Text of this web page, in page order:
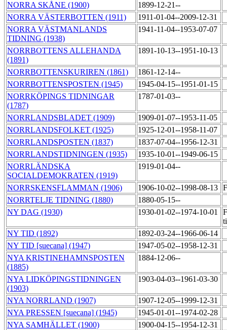
NORRA SKÅNE (1900)
1899-12-21--
NORRA VÄSTERBOTTEN (1911)
1911-01-04--2009-12-31
NORRA VÄSTMANLANDS
TIDNING (1938)
1941-11-04--1953-07-07
NORRBOTTENS ALLEHANDA
(1891)
1891-10-13--1951-10-13
NORRBOTTENSKURIREN (1861)
1861-12-14--
NORRBOTTENSPOSTEN (1945)
1945-04-15--1951-01-15
NORRKÖPINGS TIDNINGAR
(1787)
1787-01-03--
NORRLANDSBLADET (1909)
1909-01-07--1953-11-05
NORRLANDSFOLKET (1925)
1925-12-01--1958-11-07
NORRLANDSPOSTEN (1837)
1837-07-04--1956-12-31
NORRLANDSTIDNINGEN (1935)
1935-10-01--1949-06-15
NORRLÄNDSKA
SOCIALDEMOKRATEN (1919)
1919-01-04--
NORRSKENSFLAMMAN (1906) 1906-10-02--1998-08-13
NORRTELJE TIDNING (1880)
1880-05-15--
NY DAG (1930)
1930-01-02--1974-10-01
NY TID (1892)
1892-03-24--1966-06-14
NY TID [suecana] (1947)
1947-05-02--1958-12-31
NYA KRISTINEHAMNSPOSTEN
(1885)
1884-12-06--
NYA LIDKÖPINGSTIDNINGEN
(1903)
1903-04-03--1961-03-30
NYA NORRLAND (1907)
1907-12-05--1999-12-31
NYA PRESSEN [suecana] (1945)
1945-01-01--1974-02-28
NYA SAMHÄLLET (1900)
1900-04-15--1954-12-31